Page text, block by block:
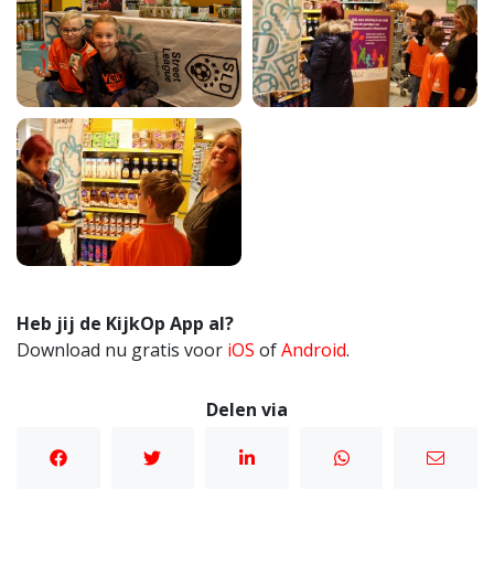
Heb jij de KijkOp App al?
Download nu gratis voor iOS ofAndroid.
Delen via